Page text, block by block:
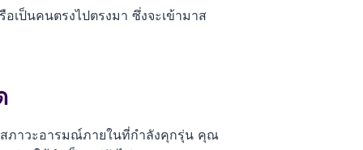
เป็นคนตรงไปตรงมา ซึ่งจะเข้ามาส
สภาวะอารมณ์ภายในที่กำลังคุกรุ่น คุณ